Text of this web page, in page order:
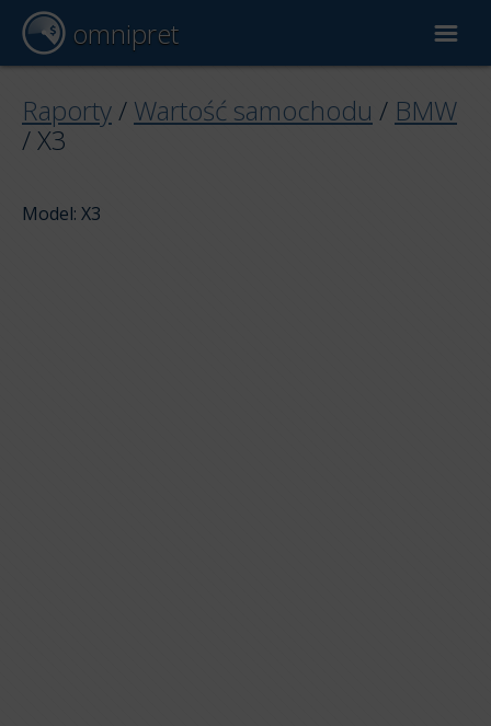
omnipret
Wycena samochodu
Raporty / Wartość samochodu / BMW
/ X3
Model: X3